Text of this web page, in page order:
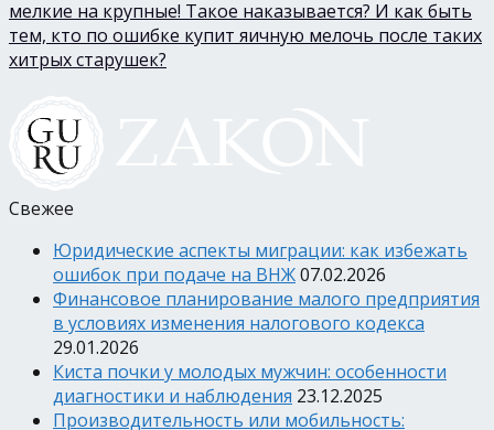
мелкие на крупные! Такое наказывается? И как быть
тем, кто по ошибке купит яичную мелочь после таких
хитрых старушек?
Свежее
Юридические аспекты миграции: как избежать
ошибок при подаче на ВНЖ07.02.2026
Финансовое планирование малого предприятия
в условиях изменения налогового кодекса
29.01.2026
Киста почки у молодых мужчин: особенности
диагностики и наблюдения 23.12.2025
Производительность или мобильность: